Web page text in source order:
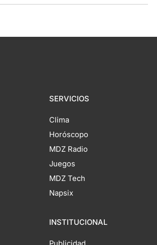
SERVICIOS
Clima
Horóscopo
MDZ Radio
Juegos
MDZ Tech
Napsix
INSTITUCIONAL